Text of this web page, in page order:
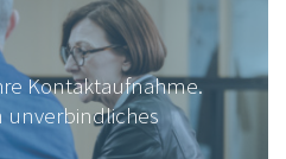
Kontaktaufnahme.
unverbindliches